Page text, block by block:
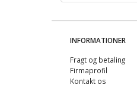
INFORMATIONER
Fragt og betaling
Firmaprofil
Kontakt os